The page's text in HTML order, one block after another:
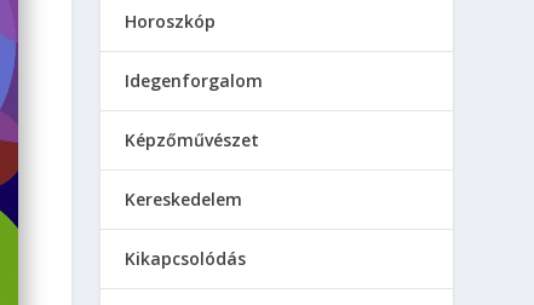
Horoszkóp
Idegenforgalom
Képzőművészet
Kereskedelem
Kikapcsolódás